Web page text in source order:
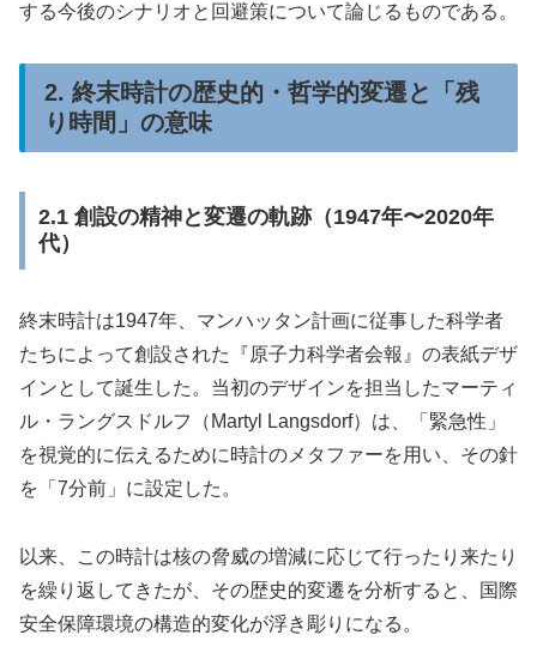
する今後のシナリオと回避策について論じるものである。
2. 終末時計の歴史的・哲学的変遷と「残
り時間」の意味
2.1 創設の精神と変遷の軌跡（1947年〜2020年
代）
終末時計は1947年、マンハッタン計画に従事した科学者
たちによって創設された『原子力科学者会報』の表紙デザ
インとして誕生した。当初のデザインを担当したマーティ
ル・ラングスドルフ（Martyl Langsdorf）は、「緊急性」
を視覚的に伝えるために時計のメタファーを用い、その針
を「7分前」に設定した。
以来、この時計は核の脅威の増減に応じて行ったり来たり
を繰り返してきたが、その歴史的変遷を分析すると、国際
安全保障環境の構造的変化が浮き彫りになる。